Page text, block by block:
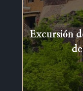
Excursión